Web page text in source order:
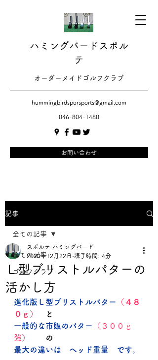
ハミングバードスポル
テ
​​オーダーメイドゴルフクラブ
hummingbirdsporsports@gmail.com
046-804-1480
お問い合わせ
記事
全ての記事
ゴルフクラブ
全ての記事
Ｌ型ブリストルパターの
活かし方
スポルテ ハミングバード
2020年12月22日 読了時間: 4分
進化版Ｌ型ブリストルパター
（４８
０ｇ）
と
一般的な市販のパター
（３００ｇ
強）
の
最大の違いは　ヘッド重量　です。